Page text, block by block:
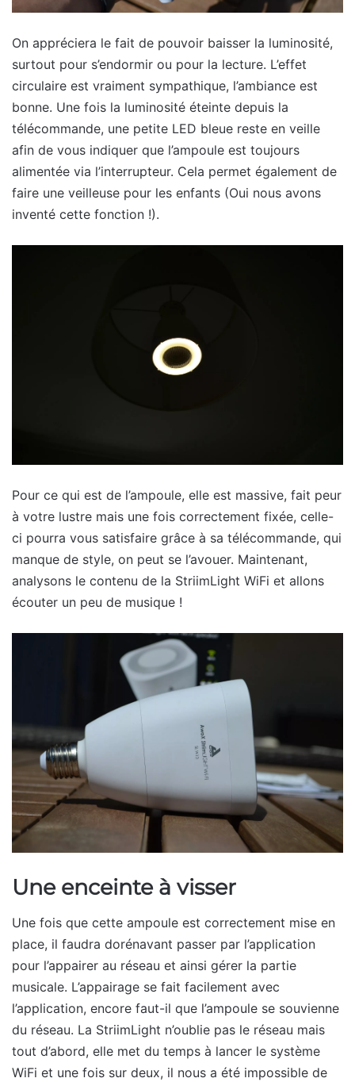
On appréciera le fait de pouvoir baisser la luminosité,
surtout pour s’endormir ou pour la lecture. L’effet
circulaire est vraiment sympathique, l’ambiance est
bonne. Une fois la luminosité éteinte depuis la
télécommande, une petite LED bleue reste en veille
afin de vous indiquer que l’ampoule est toujours
alimentée via l’interrupteur. Cela permet également de
faire une veilleuse pour les enfants (Oui nous avons
inventé cette fonction !).
Pour ce qui est de l’ampoule, elle est massive, fait peur
à votre lustre mais une fois correctement fixée, celle-
ci pourra vous satisfaire grâce à sa télécommande, qui
manque de style, on peut se l’avouer. Maintenant,
analysons le contenu de la StriimLight WiFi et allons
écouter un peu de musique !
Une enceinte à visser
Une fois que cette ampoule est correctement mise en
place, il faudra dorénavant passer par l’application
pour l’appairer au réseau et ainsi gérer la partie
musicale. L’appairage se fait facilement avec
l’application, encore faut-il que l’ampoule se souvienne
du réseau. La StriimLight n’oublie pas le réseau mais
tout d’abord, elle met du temps à lancer le système
WiFi et une fois sur deux, il nous a été impossible de